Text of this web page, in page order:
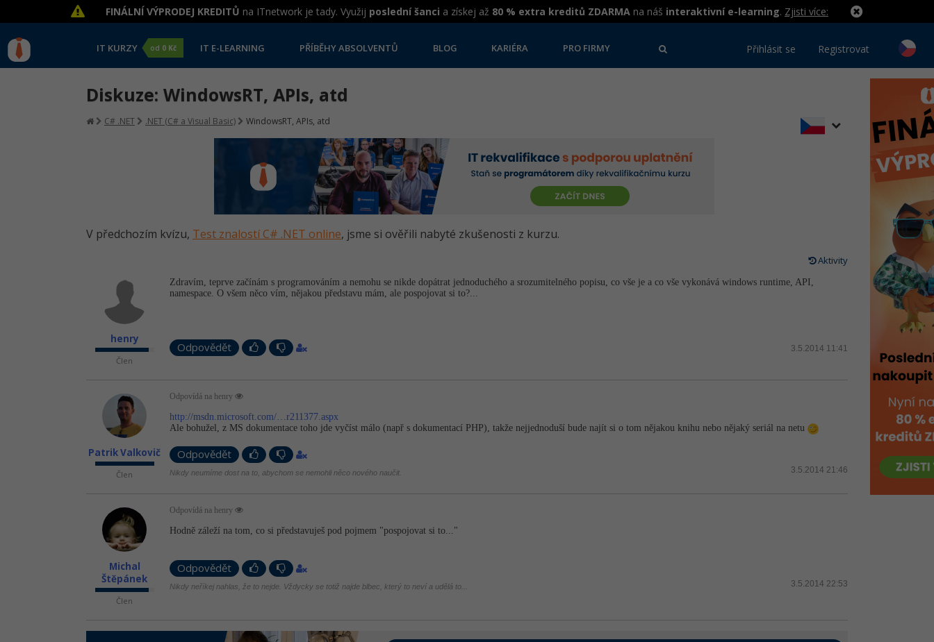
FINÁLNÍ VÝPRODEJ KREDITŮ na ITnetwork je tady. Využij poslední šanci a získej až 80 % extra kreditů ZDARMA na náš interaktivní e-learning. Zjisti více:
IT KURZY od 0 Kč IT E-LEARNING PŘÍBĚHY ABSOLVENTŮ BLOG KARIÉRA PRO FIRMY Přihlásit se Registrovat
Diskuze: WindowsRT, APIs, atd
C# .NET .NET (C# a Visual Basic) WindowsRT, APIs, atd
V předchozím kvízu, Test znalostí C# .NET online, jsme si ověřili nabyté zkušenosti z kurzu.
Aktivity
henry
Člen
Zdravím, teprve začínám s programováním a nemohu se nikde dopátrat jednoduchého a srozumitelného popisu, co vše je a co vše vykonává windows runtime, API,
namespace. O všem něco vím, nějakou představu mám, ale pospojovat si to?...
Odpovědět 3.5.2014 11:41
Patrik Valkovič
Člen
Odpovídá na henry
http://msdn.microsoft.com/…r211377.aspx
Ale bohužel, z MS dokumentace toho jde vyčíst málo (např s dokumentací PHP), takže nejjednoduší bude najít si o tom nějakou knihu nebo nějaký seriál na netu
Odpovědět
3.5.2014 21:46
Nikdy neumíme dost na to, abychom se nemohli něco nového naučit.
Michal
Štěpánek
Člen
Odpovídá na henry
Hodně záleží na tom, co si představuješ pod pojmem "pospojovat si to..."
Odpovědět
3.5.2014 22:53
Nikdy neříkej nahlas, že to nejde. Vždycky se totiž najde blbec, který to neví a udělá to...